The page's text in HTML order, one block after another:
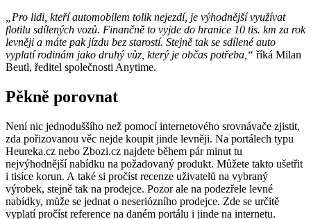
„Pro lidi, kteří automobilem tolik nejezdí, je výhodnější využívat
flotilu sdílených vozů. Finančně to vyjde do hranice 10 tis. km za rok
levněji a máte pak jízdu bez starostí. Stejně tak se sdílené auto
vyplatí rodinám jako druhý vůz, který je občas potřeba,“ říká Milan
Beutl, ředitel společnosti Anytime.
Pěkně porovnat
Není nic jednoduššího než pomocí internetového srovnávače zjistit,
zda pořizovanou věc nejde koupit jinde levněji. Na portálech typu
Heureka.cz nebo Zbozi.cz najdete během pár minut tu
nejvýhodnější nabídku na požadovaný produkt. Můžete takto ušetřit
i tisíce korun. A také si pročíst recenze uživatelů na vybraný
výrobek, stejně tak na prodejce. Pozor ale na podezřele levné
nabídky, může se jednat o neseriózního prodejce. Zde se určitě
vyplatí pročíst reference na daném portálu i jinde na internetu.